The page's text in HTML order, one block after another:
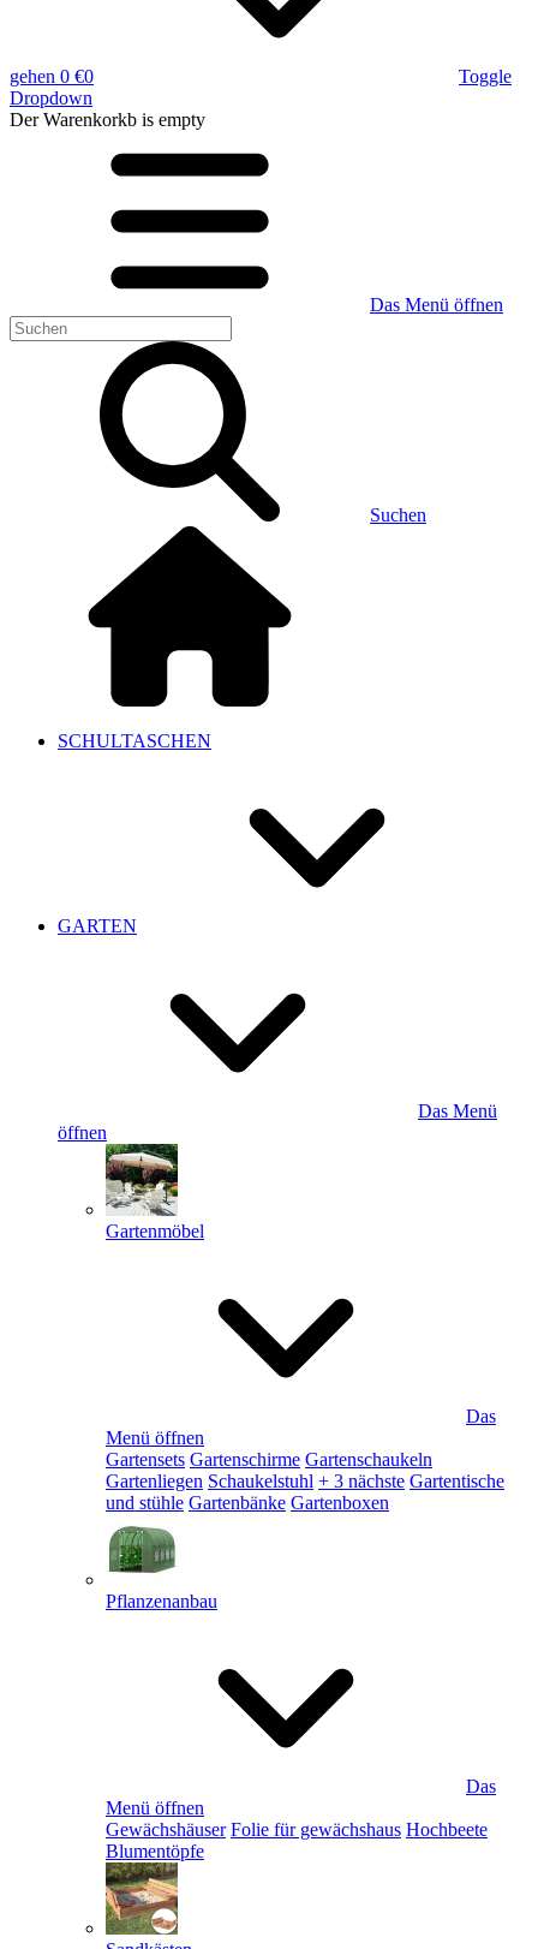
gehen 0 €0
Toggle
Dropdown
Der Warenkorkb is empty
Das Menü öffnen
Suchen
SCHULTASCHEN
GARTEN
Das Menü
öffnen
Gartenmöbel
Das
Menü öffnen
Gartensets Gartenschirme Gartenschaukeln
Gartenliegen Schaukelstuhl + 3 nächste Gartentische
und stühle Gartenbänke Gartenboxen
Pflanzenanbau
Das
Menü öffnen
Gewächshäuser Folie für gewächshaus Hochbeete
Blumentöpfe